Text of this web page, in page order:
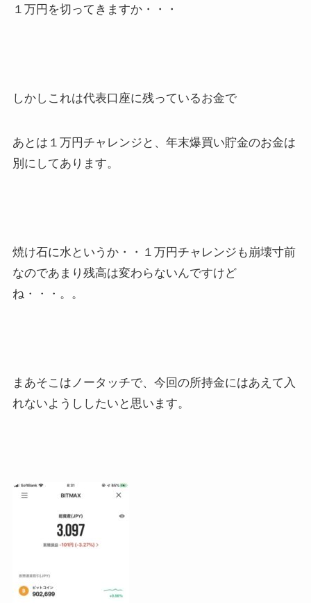
１万円を切ってきますか・・・
しかしこれは代表口座に残っているお金で
あとは１万円チャレンジと、年末爆買い貯金のお金は
別にしてあります。
焼け石に水というか・・１万円チャレンジも崩壊寸前
なのであまり残高は変わらないんですけど
ね・・・。。
まあそこはノータッチで、今回の所持金にはあえて入
れないようししたいと思います。